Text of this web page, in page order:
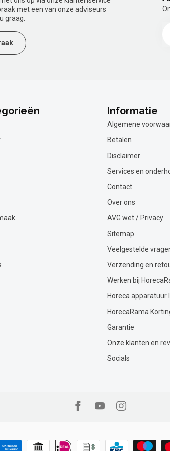
met een van onze adviseurs
graag.
Informatie
Algemene
Betalen
Disclaimer
Services en
Contact
Over ons
AVG wet / Privacy
Sitemap
Veelgestelde
Verzending en
Werken bij
Horeca apparatuur
HorecaRama
Garantie
Onze klanten en
Socials